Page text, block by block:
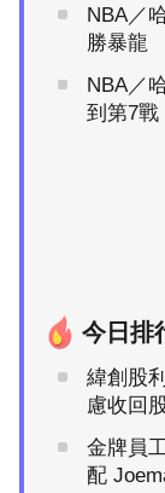
NBA／
勝暴龍
NBA／
到第7戰
今日排
緯創股
慮收回
金牌員
配